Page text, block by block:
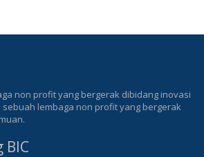
non profit yang bergerak dibidang inovasi
sebuah lembaga non profit yang bergerak
BIC